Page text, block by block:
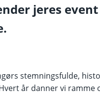
jeres
stemningsfulde,
år danner vi ramme